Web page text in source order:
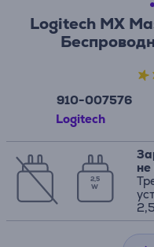
Logitech MX
910-007576
Logitech
2,5
W
не